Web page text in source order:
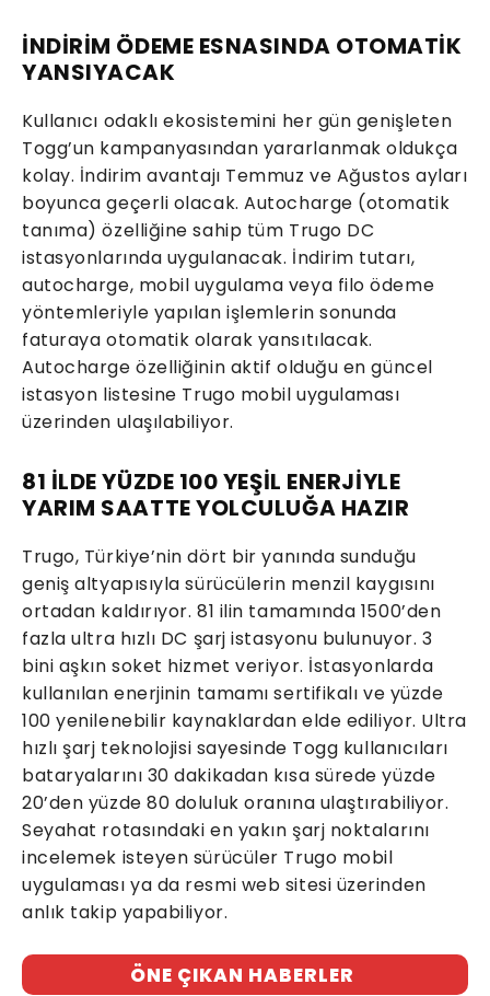
İNDİRİM ÖDEME ESNASINDA OTOMATİK
YANSIYACAK
Kullanıcı odaklı ekosistemini her gün genişleten
Togg’un kampanyasından yararlanmak oldukça
kolay. İndirim avantajı Temmuz ve Ağustos ayları
boyunca geçerli olacak. Autocharge (otomatik
tanıma) özelliğine sahip tüm Trugo DC
istasyonlarında uygulanacak. İndirim tutarı,
autocharge, mobil uygulama veya filo ödeme
yöntemleriyle yapılan işlemlerin sonunda
faturaya otomatik olarak yansıtılacak.
Autocharge özelliğinin aktif olduğu en güncel
istasyon listesine Trugo mobil uygulaması
üzerinden ulaşılabiliyor.
81 İLDE YÜZDE 100 YEŞİL ENERJİYLE
YARIM SAATTE YOLCULUĞA HAZIR
Trugo, Türkiye’nin dört bir yanında sunduğu
geniş altyapısıyla sürücülerin menzil kaygısını
ortadan kaldırıyor. 81 ilin tamamında 1500’den
fazla ultra hızlı DC şarj istasyonu bulunuyor. 3
bini aşkın soket hizmet veriyor. İstasyonlarda
kullanılan enerjinin tamamı sertifikalı ve yüzde
100 yenilenebilir kaynaklardan elde ediliyor. Ultra
hızlı şarj teknolojisi sayesinde Togg kullanıcıları
bataryalarını 30 dakikadan kısa sürede yüzde
20’den yüzde 80 doluluk oranına ulaştırabiliyor.
Seyahat rotasındaki en yakın şarj noktalarını
incelemek isteyen sürücüler Trugo mobil
uygulaması ya da resmi web sitesi üzerinden
anlık takip yapabiliyor.
ÖNE ÇIKAN HABERLER